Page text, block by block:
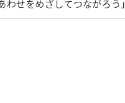
わせをめざしてつながろう」